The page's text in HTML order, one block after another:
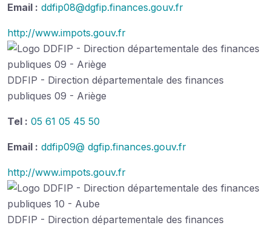
Email : ddfip08@dgfip.finances.gouv.fr
http://www.impots.gouv.fr
DDFIP - Direction départementale des finances
publiques 09 - Ariège
Tel : 05 61 05 45 50
Email : ddfip09@ dgfip.finances.gouv.fr
http://www.impots.gouv.fr
DDFIP - Direction départementale des finances